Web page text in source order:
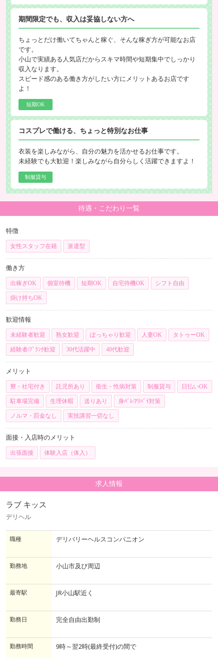
期間限定でも、収入は妥協しない方へ
ちょっとだけ働いてちゃんと稼ぐ、そんな稼ぎ方が可能なお店
です。
小山で実績ある人気店だからスキマ時間や短期集中でしっかり
収入なります。
スピード感のある働き方がしたい方にメリットあるお店です
よ！
短期OK
コスプレで働ける、ちょっと特別なお仕事
衣装を楽しみながら、自分の魅力を活かせるお仕事です。
未経験でも大歓迎！楽しみながら自分らしく活躍できますよ！
制服貸与
待遇・こだわり一覧
特徴
女性スタッフ在籍 派遣型
働き方
出稼ぎOK 個室待機 短期OK 自宅待機OK シフト自由
掛け持ちOK
歓迎情報
未経験者歓迎 熟女歓迎 ぽっちゃり歓迎 人妻OK タトゥーOK
経験者/ﾌﾞﾗﾝｸ歓迎 30代活躍中 40代歓迎
メリット
寮・社宅付き 託児所あり 衛生・性病対策 制服貸与 日払いOK
駐車場完備 生理休暇 送りあり 身ﾊﾞﾚ/ｱﾘﾊﾞｲ対策
ノルマ・罰金なし 実技講習一切なし
面接・入店時のメリット
出張面接 体験入店（体入）
求人情報
ラブ キッス
デリヘル
職種 デリバリーヘルスコンパニオン
勤務地 小山市及び周辺
最寄駅 JR小山駅近く
勤務日 完全自由出勤制
勤務時間 9時～翌2時(最終受付)の間で